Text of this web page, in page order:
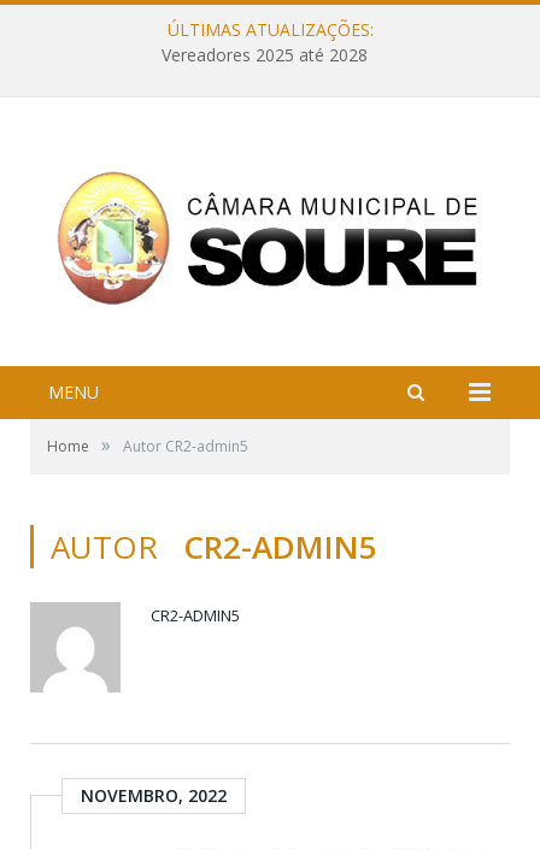
ÚLTIMAS ATUALIZAÇÕES:
Vereadores 2025 até 2028
MENU
Home » Autor CR2-admin5
AUTOR CR2-ADMIN5
CR2-ADMIN5
NOVEMBRO, 2022